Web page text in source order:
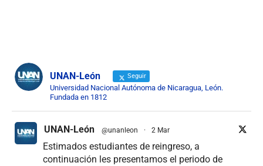
UNAN-León Seguir
Universidad Nacional Autónoma de Nicaragua, León.
Fundada en 1812
UNAN-León @unanleon · 2 Mar
Estimados estudiantes de reingreso, a
continuación les presentamos el periodo de